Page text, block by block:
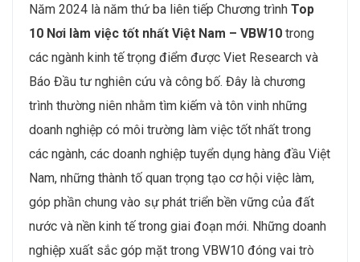
Năm 2024 là năm thứ ba liên tiếp Chương trình Top
10 Nơi làm việc tốt nhất Việt Nam – VBW10 trong
các ngành kinh tế trọng điểm được Viet Research và
Báo Đầu tư nghiên cứu và công bố. Đây là chương
trình thường niên nhằm tìm kiếm và tôn vinh những
doanh nghiệp có môi trường làm việc tốt nhất trong
các ngành, các doanh nghiệp tuyển dụng hàng đầu Việt
Nam, những thành tố quan trọng tạo cơ hội việc làm,
góp phần chung vào sự phát triển bền vững của đất
nước và nền kinh tế trong giai đoạn mới. Những doanh
nghiệp xuất sắc góp mặt trong VBW10 đóng vai trò